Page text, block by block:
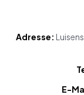
Adresse:
E-